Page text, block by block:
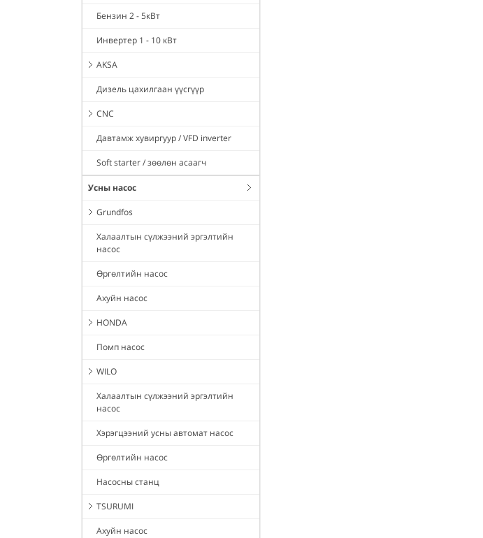
Бензин 2 - 5кВт
Инвертер 1 - 10 кВт
AKSA
Дизель цахилгаан үүсгүүр
CNC
Давтамж хувиргуур / VFD inverter
Soft starter / зөөлөн асаагч
Усны насос
Grundfos
Халаалтын сүлжээний эргэлтийн
насос
Өргөлтийн насос
Ахуйн насос
HONDA
Помп насос
WILO
Халаалтын сүлжээний эргэлтийн
насос
Хэрэгцээний усны автомат насос
Өргөлтийн насос
Насосны станц
TSURUMI
Ахуйн насос